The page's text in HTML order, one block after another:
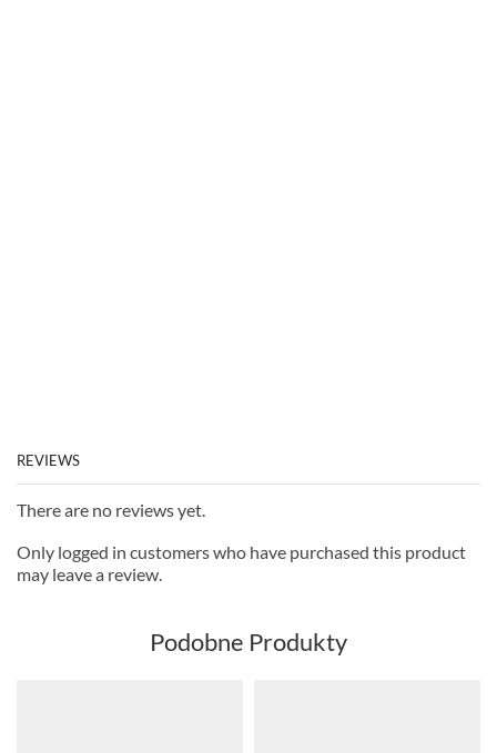
REVIEWS
There are no reviews yet.
Only logged in customers who have purchased this product
may leave a review.
Podobne Produkty